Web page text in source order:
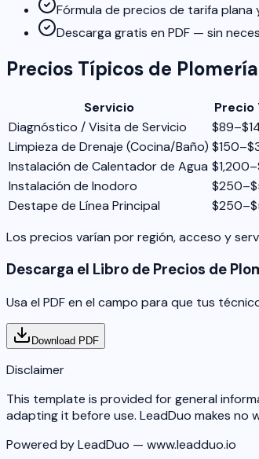
Fórmula de precios de tarifa
Descarga gratis en PDF — sin
Precios Típicos de
Servicio
Precio
Diagnóstico / Visita de Servicio
Limpieza de Drenaje (Cocina/Baño)
Instalación de Calentador de Agua
Instalación de Inodoro
Destape de Línea Principal
Los precios varían por región, acceso y
Descarga el Libro de Precios de
Usa el PDF en el campo para que tus
Download PDF
Disclaimer
This template is provided for general
adapting it before use. LeadDuo makes
Powered by LeadDuo — www.leadduo.io